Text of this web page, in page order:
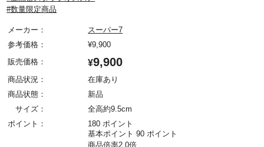
#数量限定商品
メーカー：
スーパー7
参考価格：
¥9,900
販売価格：
¥9,900
商品状況：
在庫あり
商品状態：
新品
サイズ：
全高約9.5cm
ポイント：
180 ポイント
基本ポイント 90 ポイント
商品倍率2.0倍